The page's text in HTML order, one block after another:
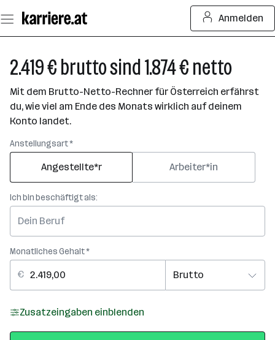
Seiteninhalt
springen
Anmelden
2.419 € brutto sind 1.874 € netto
Mit dem Brutto-Netto-Rechner für Österreich erfährst
du, wie viel am Ende des Monats wirklich auf deinem
Konto landet.
Anstellungsart *
Angestellte*r Arbeiter*in
Ich bin beschäftigt als:
Monatliches Gehalt *
Zusatzeingaben einblenden